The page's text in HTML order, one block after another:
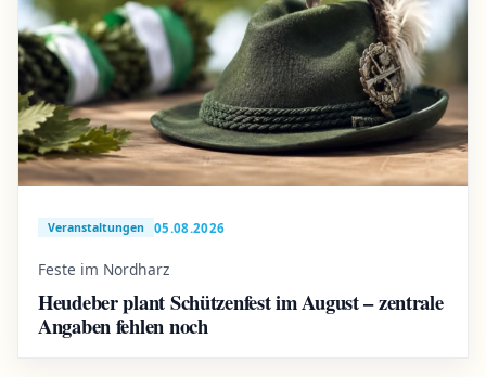
Veranstaltungen 05.08.2026
Feste im Nordharz
Heudeber plant Schützenfest im August – zentrale
Angaben fehlen noch